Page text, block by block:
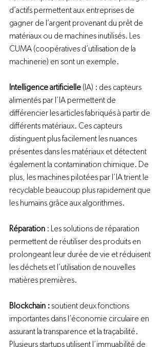
d’actifs permettent aux entreprises de
gagner de l’argent provenant du prêt de
matériaux ou de machines inutilisés. Les
CUMA (coopératives d’utilisation de la
machinerie) en sont un exemple.
Intelligence artificielle (IA) : des capteurs
alimentés par l’IA permettent de
différencier les articles fabriqués à partir de
différents matériaux. Ces capteurs
distinguent plus facilement les nuances
présentes dans les matériaux et détectent
également la contamination chimique. De
plus, les machines pilotées par l’IA trient le
recyclable beaucoup plus rapidement que
les humains grâce aux algorithmes.
Réparation : Les solutions de réparation
permettent de réutiliser des produits en
prolongeant leur durée de vie et réduisent
les déchets et l’utilisation de nouvelles
matières premières.
Blockchain : soutient deux fonctions
importantes dans l’économie circulaire en
assurant la transparence et la traçabilité.
Plusieurs startups utilisent l’immuabilité de